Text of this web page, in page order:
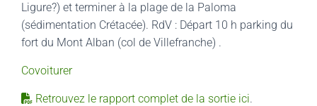
Ligure?) et terminer à la plage de la Paloma
(sédimentation Crétacée). RdV : Départ 10 h parking du
fort du Mont Alban (col de Villefranche) .
Covoiturer
Retrouvez le rapport complet de la sortie ici.